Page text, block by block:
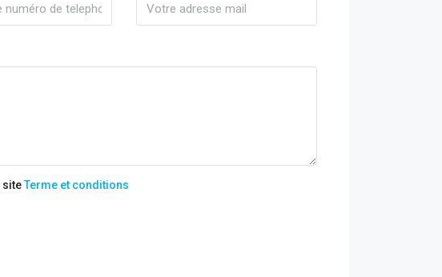
siteTerme et conditions